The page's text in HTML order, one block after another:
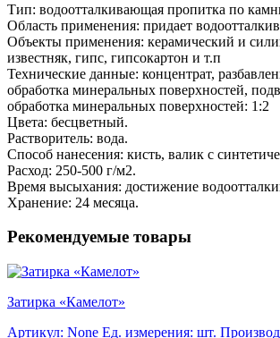
Тип: водоотталкивающая пропитка по
Область применения: придает
Объекты применения: керамический и
известняк, гипс, гипсокартон и т.п
Технические данные: концентрат,
обработка минеральных поверхностей,
обработка минеральных поверхностей: 1:2
Цвета: бесцветный.
Растворитель: вода.
Способ нанесения: кисть, валик с
Расход: 250-500 г/м2.
Время высыхания: достижение
Хранение: 24 месяца.
Рекомендуемые товары
Затирка «Камелот»
Артикул: None Ед. измерения: шт.